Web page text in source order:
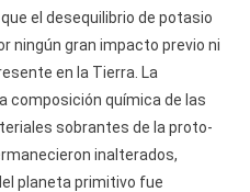
el desequilibrio de potasio
ningún gran impacto previo ni
en la Tierra. La
composición química de las
sobrantes de la proto-
inalterados,
planeta primitivo fue